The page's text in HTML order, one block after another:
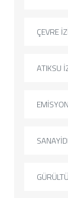
ÇEVRE
ATIKSU